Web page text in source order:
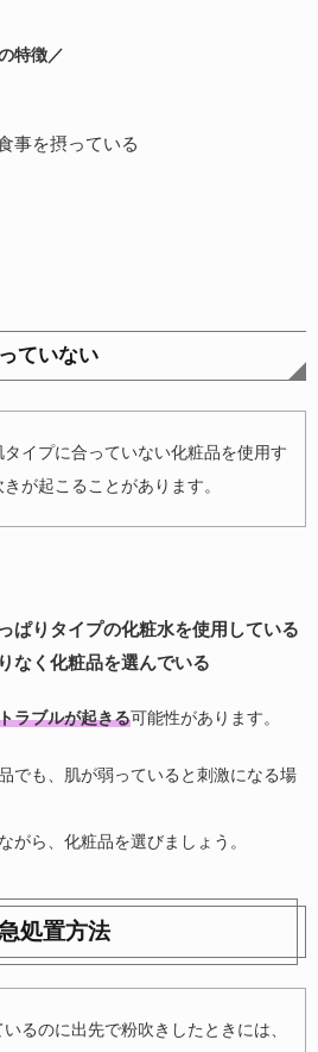
特徴／
事を摂っている
ていない
タイプに合っていない化粧品を使用す
が起こることがあります。
ぱりタイプの化粧水を使用している
なく化粧品を選んでいる
ラブルが起きる可能性があります。
でも、肌が弱っていると刺激になる場
がら、化粧品を選びましょう。
処置方法
るのに出先で粉吹きしたときには、